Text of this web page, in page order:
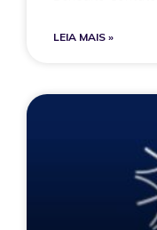
LEIA MAIS »